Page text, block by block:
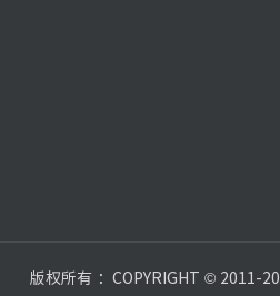
版权所有 ：COPYRIGHT © 2011-